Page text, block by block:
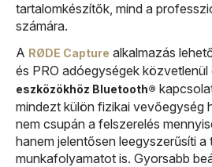
tartalomkészítők, mind a
számára.
A RØDE Capture alkalmazás
és PRO adóegységek
eszközökhöz Bluetooth®
mindezt külön fizikai vevőegység
nem csupán a felszerelés
hanem jelentősen leegyszerűsíti a
munkafolyamatot is. Gyorsabb